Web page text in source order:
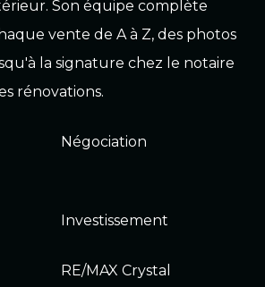
Son équipe complète
vente de A à Z, des photos
la signature chez le notaire
rénovations.
Négociation
Investissement
RE/MAX Crystal